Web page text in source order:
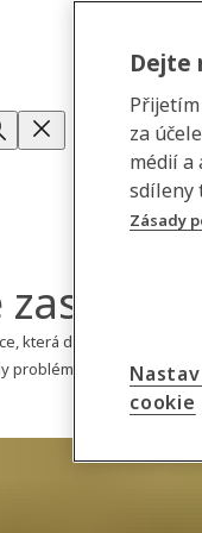
která dokáže pořádně
problému, poradíme, co
Dejte
za
médií a
sdíleny
Zásady
cookie